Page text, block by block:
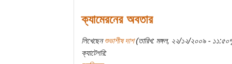
ক্যামেরনের অবতার
লিখেছেনশুভাশীষ দাশ(তারিখ: মঙ্গল, ২২/১২/২০০৯ -
ক্যাটেগরি: